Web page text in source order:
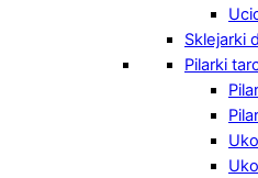
Sklejarki
Pilarki